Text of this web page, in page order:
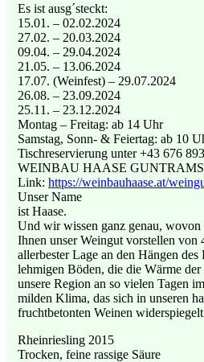
Es ist ausg´steckt:
15.01. – 02.02.2024
27.02. – 20.03.2024
09.04. – 29.04.2024
21.05. – 13.06.2024
17.07. (Weinfest) – 29.07.2024
26.08. – 23.09.2024
25.11. – 23.12.2024
Montag – Freitag: ab 14 Uhr
Samstag, Sonn- & Feiertag: ab 10
Tischreservierung unter +43 676
WEINBAU HAASE
Link: https://weinbauhaase.at/
Unser Name
ist Haase.
Und wir wissen ganz genau,
Ihnen unser Weingut vorstellen von
allerbester Lage an den Hängen
lehmigen Böden, die die Wärme der
unsere Region an so vielen Tagen
milden Klima, das sich in unseren
fruchtbetonten Weinen
Rheinriesling 2015
Trocken, feine rassige Säure